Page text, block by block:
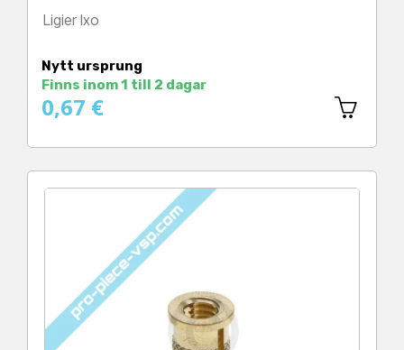
Ligier Ixo
Nytt ursprung
Finns inom 1 till 2 dagar
0,67 €